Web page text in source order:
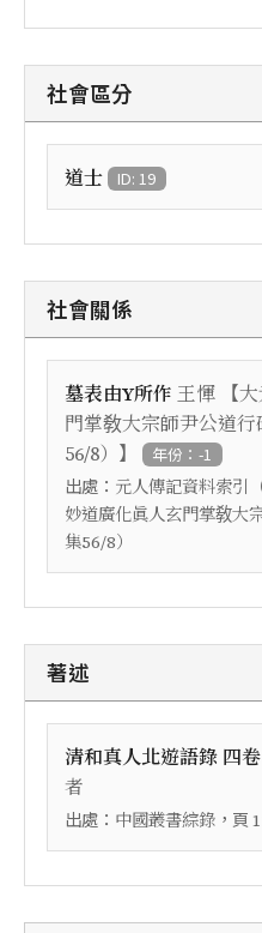
社會區分
道士 ID: 19
社會關係
墓表由Y所作 王惲 【
門掌敎大宗師尹公道
56/8） 】 年份：-1
出處： 元人傳記資料索引
妙道廣化眞人玄門掌敎大
集56/8）
著述
清和真人北遊語錄 四卷
者
出處： 中國叢書綜錄 ，頁